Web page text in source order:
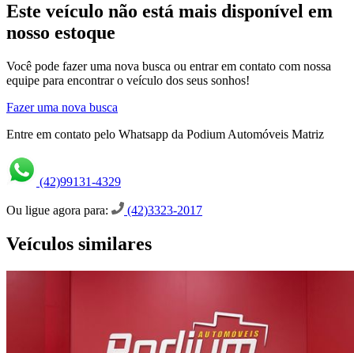
Este veículo não está mais disponível em
nosso estoque
Você pode fazer uma nova busca ou entrar em contato com nossa
equipe para encontrar o veículo dos seus sonhos!
Fazer uma nova busca
Entre em contato pelo Whatsapp da Podium Automóveis Matriz
(42)99131-4329
Ou ligue agora para: (42)3323-2017
Veículos similares